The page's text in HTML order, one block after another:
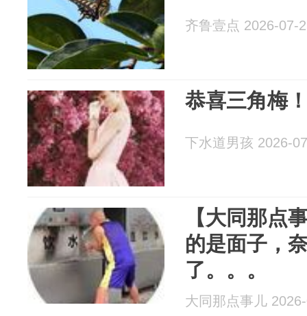
齐鲁壹点 2026-07-
恭喜三角梅
下水道男孩 2026-
【大同那点
的是面子，
了。。。
大同那点事儿